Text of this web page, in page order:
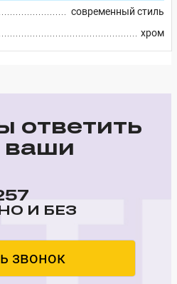
современный стиль
хром
ответить
ваши
И БЕЗ
звонок